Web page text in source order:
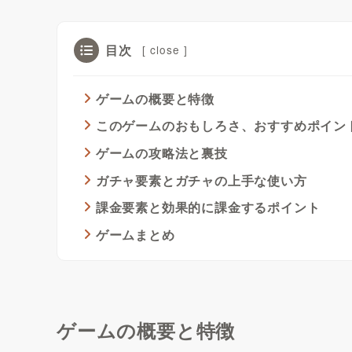
目次 [ close ]
ゲームの概要と特徴
このゲームのおもしろさ、おすすめポイン
ゲームの攻略法と裏技
ガチャ要素とガチャの上手な使い方
課金要素と効果的に課金するポイント
ゲームまとめ
ゲームの概要と特徴